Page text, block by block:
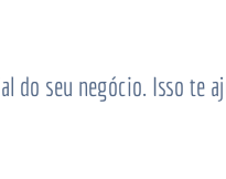
do seu negócio. Isso te